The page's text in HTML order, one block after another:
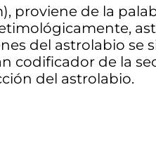
proviene de la
del astrolabio se
codificador de la
del astrolabio.